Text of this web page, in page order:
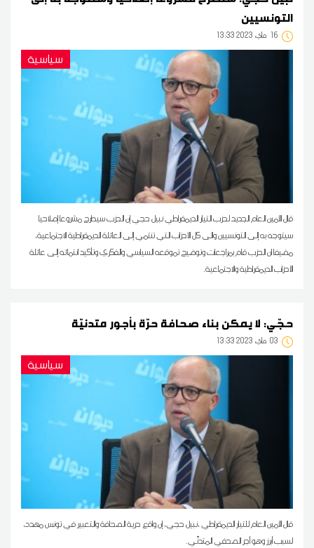
التونسيين
16 13:33 2023 ماي
سياسية
قال الأمين العام الجديد لحزب التيار الديمقراطي نبيل حجي إن الحزب سيطرح مشروعا إصلاحيا
سيتوجه به إلى التونسيين والى كل الأحزاب التي تنتمي إلى العائلة الديمقراطية الاجتماعية،
مضيفا ان الحزب قام بمراجعات وتوضيح تموقعه السياسي والفكري وتأكيد انتمائه إلى عائلة
الأحزاب الديمقراطية والاجتماعية.
حجّي: لا يمكن بناء صحافة حرّة بأجور متدنيّة
03 13:33 2023 ماي
سياسية
قال الأمين العام للتيار الديمقراطي ،نبيل حجي، إن واقع حرية الصحافة والتعبير في تونس مهدد،
لسبب أبرز وهو أجر الصحفي المتدنّي.